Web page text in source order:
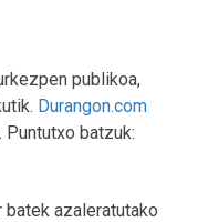
publikoa,
Durangon.com
Puntutxo batzuk:
azaleratutako